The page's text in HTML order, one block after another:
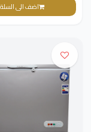
اضف الى السلة